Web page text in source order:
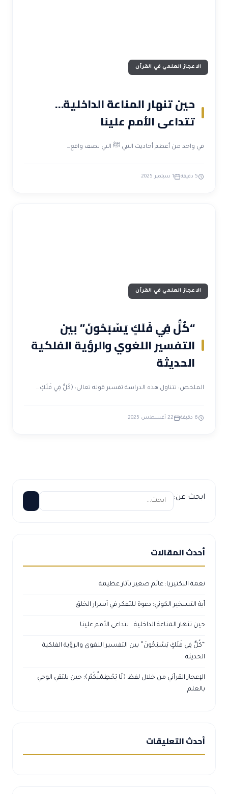
الاعجاز العلمي في القرآن
حين تنهار المناعة الداخلية…
تتداعى الأمم علينا
في واحد من أعظم أحاديث النبي ﷺ التي تصف واقع…
5 دقيقة 1 سبتمبر 2025
الاعجاز العلمي في القرآن
“كُلٌّ فِي فَلَكٍ يَسْبَحُونَ” بين
التفسير اللغوي والرؤية الفلكية
الحديثة
الملخص: تتناول هذه الدراسة تفسير قوله تعالى: ﴿كُلٌّ فِي فَلَكٍ…
6 دقيقة 22 أغسطس 2025
ابحث عن:
أحدث المقالات
نعمة البكتيريا: عالَم صغير بآثار عظيمة
آية التسخير الكوني: دعوة للتفكر في أسرار الخلق
حين تنهار المناعة الداخلية… تتداعى الأمم علينا
“كُلٌّ فِي فَلَكٍ يَسْبَحُونَ” بين التفسير اللغوي والرؤية الفلكية
الحديثة
الإعجاز القرآني من خلال لفظ ﴿لَا يَحْطِمَنَّكُمْ﴾: حين يلتقي الوحي
بالعلم
أحدث التعليقات